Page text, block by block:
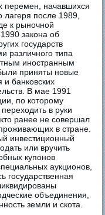
перемен, начавшихся
лагеря после 1989,
к рыночной
закона об
государств
различного типа
иностранным
приняты новые
банковских
В мае 1991
по которому
в руки
ранее не совершал
в стране.
инвестиционный
или вручить
купонов
аукционов,
государственная
объединения,
земли и скота.